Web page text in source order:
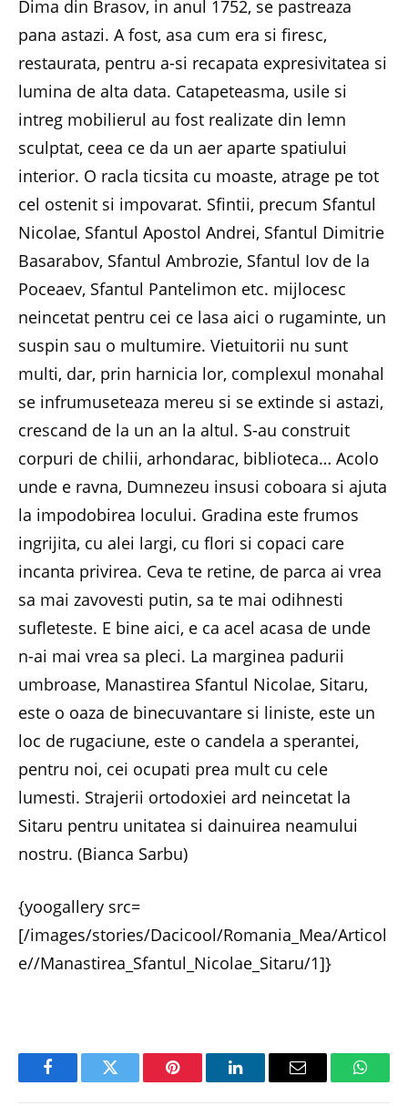
Dima din Brasov, in anul 1752, se pastreaza
pana astazi. A fost, asa cum era si firesc,
restaurata, pentru a-si recapata expresivitatea si
lumina de alta data. Catapeteasma, usile si
intreg mobilierul au fost realizate din lemn
sculptat, ceea ce da un aer aparte spatiului
interior. O racla ticsita cu moaste, atrage pe tot
cel ostenit si impovarat. Sfintii, precum Sfantul
Nicolae, Sfantul Apostol Andrei, Sfantul Dimitrie
Basarabov, Sfantul Ambrozie, Sfantul Iov de la
Poceaev, Sfantul Pantelimon etc. mijlocesc
neincetat pentru cei ce lasa aici o rugaminte, un
suspin sau o multumire. Vietuitorii nu sunt
multi, dar, prin harnicia lor, complexul monahal
se infrumuseteaza mereu si se extinde si astazi,
crescand de la un an la altul. S-au construit
corpuri de chilii, arhondarac, biblioteca… Acolo
unde e ravna, Dumnezeu insusi coboara si ajuta
la impodobirea locului. Gradina este frumos
ingrijita, cu alei largi, cu flori si copaci care
incanta privirea. Ceva te retine, de parca ai vrea
sa mai zavovesti putin, sa te mai odihnesti
sufleteste. E bine aici, e ca acel acasa de unde
n-ai mai vrea sa pleci. La marginea padurii
umbroase, Manastirea Sfantul Nicolae, Sitaru,
este o oaza de binecuvantare si liniste, este un
loc de rugaciune, este o candela a sperantei,
pentru noi, cei ocupati prea mult cu cele
lumesti. Strajerii ortodoxiei ard neincetat la
Sitaru pentru unitatea si dainuirea neamului
nostru. (Bianca Sarbu)
{yoogallery src=
[/images/stories/Dacicool/Romania_Mea/Articol
e//Manastirea_Sfantul_Nicolae_Sitaru/1]}
FacebookTwitter Pinterest LinkedInEmail